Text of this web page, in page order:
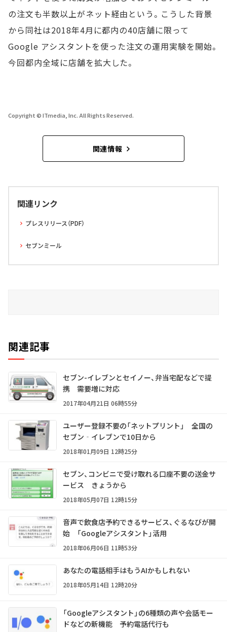
の注文も半数以上がネット経由という。こうした背景
から同社は2018年4月に都内の40店舗に限って
Google アシスタントを使った注文の運用実験を開始。
今回都内全域に店舗を拡大した。
Copyright © ITmedia, Inc. All Rights Reserved.
関連情報
関連リンク
プレスリリース（PDF）
セブンミール
関連記事
セブン-イレブンとセイノー、弁当宅配などで提
携 需要増に対応
2017年04月21日 06時55分
ユーザー登録不要の「ネットプリント」 全国の
セブン‐イレブンで10日から
2018年01月09日 12時25分
セブン、コンビニで受け取れる口座不要の送金サ
ービス きょうから
2018年05月07日 12時15分
音声で飲食店予約できるサービス、ぐるなびが開
始 「Googleアシスタント」活用
2018年06月06日 11時53分
あなたの電話相手はもうAIかもしれない
2018年05月14日 12時20分
「Googleアシスタント」の6種類の声や会話モー
ドなどの新機能 予約電話代行も